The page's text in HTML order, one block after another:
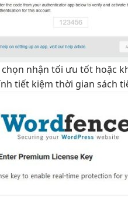
chọn nhậntối ưu tốt hoặc
tiết kiệm thời gian sách